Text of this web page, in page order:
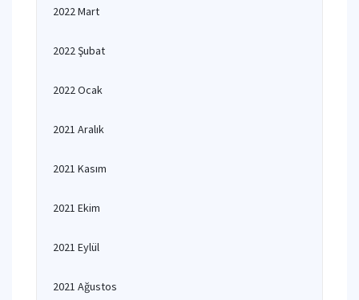
2022 Mart
2022 Şubat
2022 Ocak
2021 Aralık
2021 Kasım
2021 Ekim
2021 Eylül
2021 Ağustos